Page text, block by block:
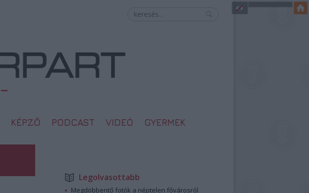
KÉPZŐ PODCAST VIDEÓ GYERMEK
Legolvasottabb
Megdöbbentő fotók a néptelen fővárosról